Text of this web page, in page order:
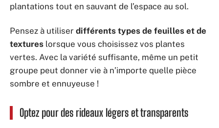
plantations tout en sauvant de l’espace au sol.
Pensez à utiliser différents types de feuilles et de
textures lorsque vous choisissez vos plantes
vertes. Avec la variété suffisante, même un petit
groupe peut donner vie à n’importe quelle pièce
sombre et ennuyeuse !
Optez pour des rideaux légers et transparents